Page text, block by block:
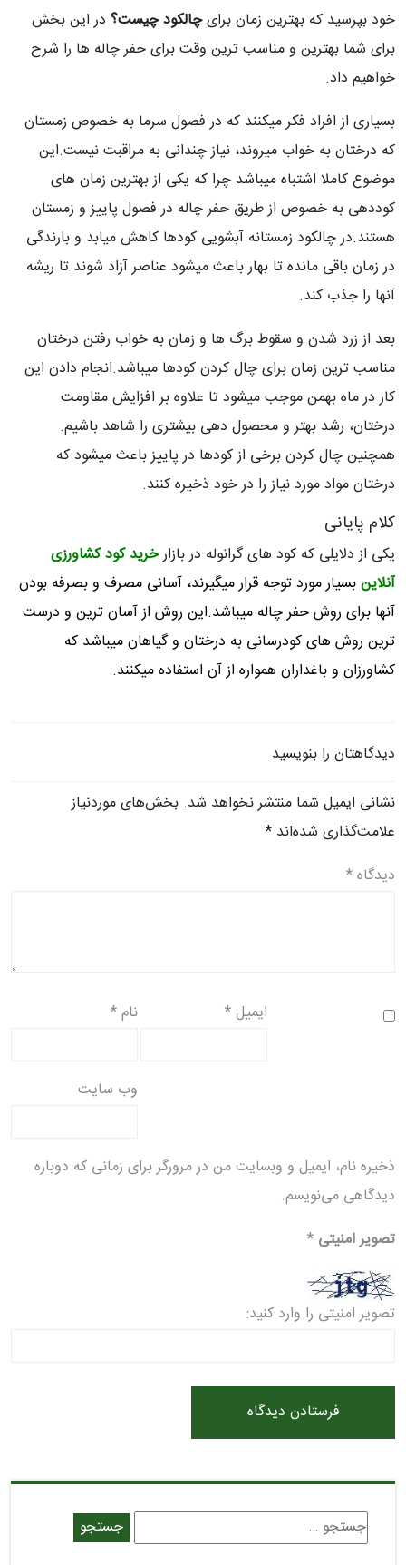
خود بپرسید که بهترین زمان برایچالکود چیست؟ در این بخش
برای شما بهترین و مناسب ترین وقت برای حفر چاله ها را شرح
خواهیم داد.
بسیاری از افراد فکر میکنند که در فصول سرما به خصوص زمستان
که درختان به خواب میروند، نیاز چندانی به مراقبت نیست.این
موضوع کاملا اشتباه میباشد چرا که یکی از بهترین زمان های
کوددهی به خصوص از طریق حفر چاله در فصول پاییز و زمستان
هستند.در چالکود زمستانه آبشویی کودها کاهش میابد و بارندگی
در زمان باقی مانده تا بهار باعث میشود عناصر آزاد شوند تا ریشه
آنها را جذب کند.
بعد از زرد شدن و سقوط برگ ها و زمان به خواب رفتن درختان
مناسب ترین زمان برای چال کردن کودها میباشد.انجام دادن این
کار در ماه بهمن موجب میشود تا علاوه بر افزایش مقاومت
درختان، رشد بهتر و محصول دهی بیشتری را شاهد باشیم.
همچنین چال کردن برخی از کودها در پاییز باعث میشود که
درختان مواد مورد نیاز را در خود ذخیره کنند.
کلام پایانی
یکی از دلایلی که کود های گرانوله در بازارخرید کود کشاورزی
آنلاینبسیار مورد توجه قرار میگیرند، آسانی مصرف و بصرفه بودن
آنها برای روش حفر چاله میباشد.این روش از آسان ترین و درست
ترین روش های کودرسانی به درختان و گیاهان میباشد که
کشاورزان و باغداران همواره از آن استفاده میکنند.
دیدگاهتان را بنویسید
نشانی ایمیل شما منتشر نخواهد شد. بخش‌های موردنیاز
علامت‌گذاری شده‌اند *
دیدگاه*
نام* ایمیل*
وب‌ سایت
ذخیره نام، ایمیل و وبسایت من در مرورگر برای زمانی که دوباره
دیدگاهی می‌نویسم.
تصویر امنیتی *
تصویر امنیتی را وارد کنید: